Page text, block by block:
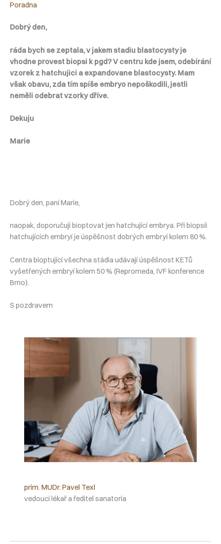
Poradna
Dobrý den,
ráda bych se zeptala, v jakem stadiu blastocysty je
vhodne provest biopsi k pgd? V centru kde jsem, odebírání
vzorek z hatchujici a expandovane blastocysty. Mam
však obavu, zda tím spíše embryo nepoškodili, jestli
neměli odebrat vzorky dříve.
Dekuju
Marie
Dobrý den, paní Marie,
naopak, doporučuji bioptovat jen hatchující embrya. Při biopsii
hatchujících embryí je úspěšnost dobrých embryí kolem 80 %.
Centra bioptující všechna stádia udávají úspěšnost KETů
vyšetřených embryí kolem 50 % (Repromeda, IVF konference
Brno).
S pozdravem
prim. MUDr. Pavel Texl
vedoucí lékař a ředitel sanatoria